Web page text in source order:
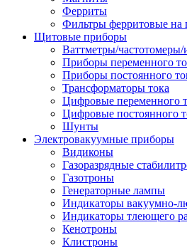
Ферриты
Фильтры ферритовые на
Щитовые приборы
Ваттметры/частотомеры/
Приборы переменного
Приборы постоянного
Трансформаторы тока
Цифровые переменного
Цифровые постоянного
Шунты
Электровакуумные приборы
Видиконы
Газоразрядные
Газотроны
Генераторные лампы
Индикаторы вакуумно-
Индикаторы тлеющего
Кенотроны
Клистроны